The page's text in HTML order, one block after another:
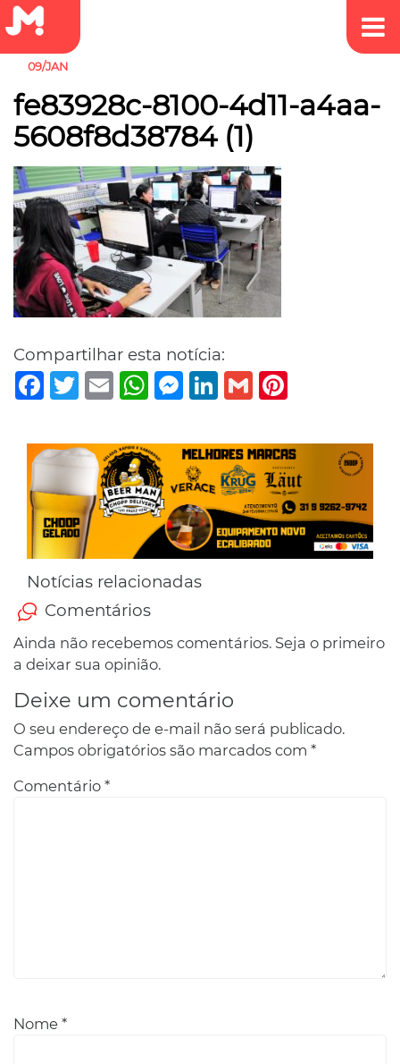
09/JAN
fe83928c-8100-4d11-a4aa-
5608f8d38784 (1)
Compartilhar esta notícia:
Facebook
TwitterEmail WhatsAppMessenger
LinkedIn
Gmail
Notícias relacionadas
Comentários
Ainda não recebemos comentários. Seja o primeiro
a deixar sua opinião.
Deixe um comentário
O seu endereço de e-mail não será publicado.
Campos obrigatórios são marcados com *
Comentário *
Nome *